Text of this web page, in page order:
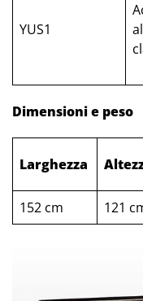
YUS1
Dimensioni e peso
Larghezza
152 cm 121